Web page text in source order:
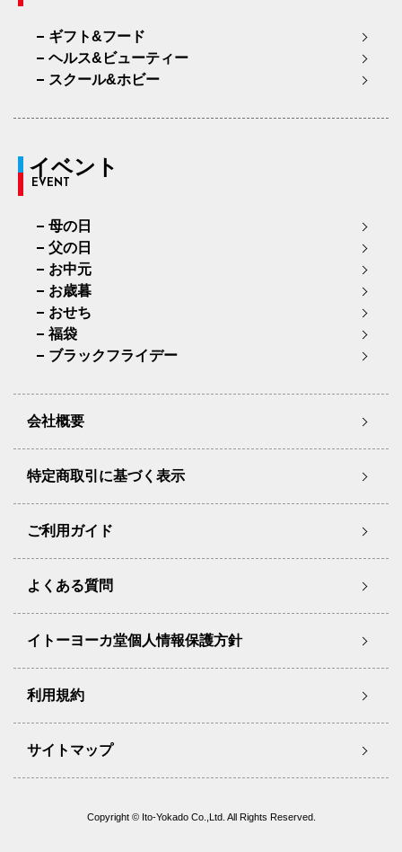
ギフト&フード
ヘルス&ビューティー
スクール&ホビー
イベント
EVENT
母の日
父の日
お中元
お歳暮
おせち
福袋
ブラックフライデー
会社概要
特定商取引に基づく表示
ご利用ガイド
よくある質問
イトーヨーカ堂個人情報保護方針
利用規約
サイトマップ
Copyright © Ito-Yokado Co.,Ltd. All Rights Reserved.